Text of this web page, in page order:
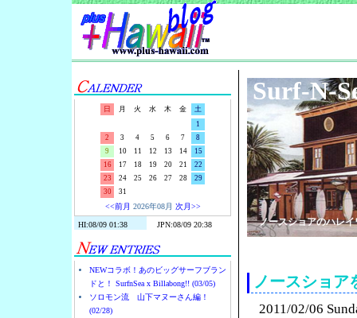
日 月 火 水 木 金
土
1
2
3 4 5 6 7
8
9
10 11 12 13 14
15
16
17 18 19 20 21
22
23
24 25 26 27 28
29
30
31
<<前月 2026年08月 次月>>
NEWコラボ！あのビッグサーフブラン
ドと！ SurfnSea x Billabong!! (03/05)
ソロモン流 山下マヌーさん編！
(02/28)
Surf-N-
ノースショアのハレ
ノースショア
2011/02/06